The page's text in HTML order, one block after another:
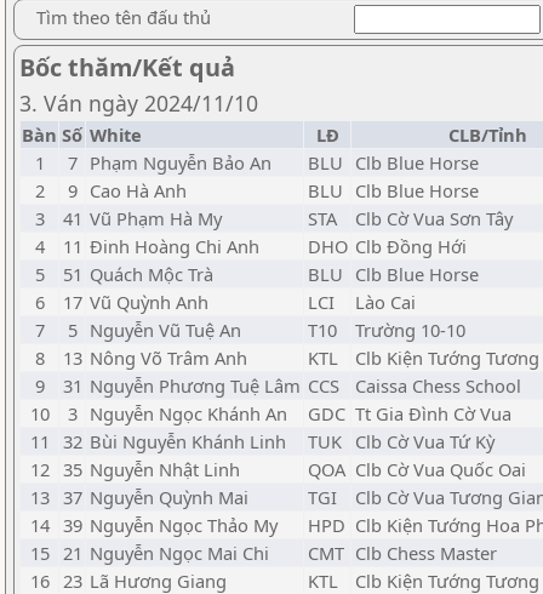
Tìm theo tên đấu thủ
Bốc thăm/Kết quả
3. Ván ngày 2024/11/10
Bàn Số White LĐ
CLB/Tỉnh
1
7 Phạm Nguyễn Bảo An BLU Clb Blue Horse
2
9 Cao Hà Anh BLU Clb Blue Horse
3
41 Vũ Phạm Hà My STA
Clb Cờ Vua Sơn Tây
4
11 Đinh Hoàng Chi Anh DHO Clb Đồng Hới
5
51 Quách Mộc Trà BLU Clb Blue Horse
6
17 Vũ Quỳnh Anh LCI
Lào Cai
7
5 Nguyễn Vũ Tuệ An T10
Trường 10-10
8
13 Nông Võ Trâm Anh KTL
Clb Kiện Tướng
9
31 Nguyễn Phương Tuệ Lâm CCS
Caissa Chess School
10
3 Nguyễn Ngọc Khánh An GDC Tt Gia Đình Cờ Vua
11
32 Bùi Nguyễn Khánh Linh TUK Clb Cờ Vua Tứ Kỳ
12 35 Nguyễn Nhật Linh QOA Clb Cờ Vua Quốc Oai
13 37 Nguyễn Quỳnh Mai TGI
Clb Cờ Vua Tương
14 39 Nguyễn Ngọc Thảo My HPD Clb Kiện Tướng Hoa
15 21 Nguyễn Ngọc Mai Chi CMT Clb Chess Master
16 23 Lã Hương Giang KTL
Clb Kiện Tướng